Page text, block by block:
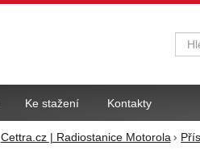
Cettra.cz | Radiostanice Motorola
Ke stažení Kontakty